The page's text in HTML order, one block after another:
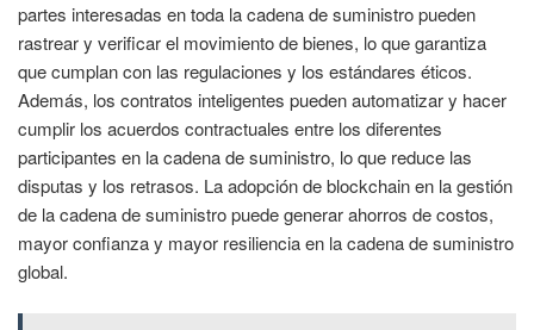
partes interesadas en toda la cadena de suministro pueden
rastrear y verificar el movimiento de bienes, lo que garantiza
que cumplan con las regulaciones y los estándares éticos.
Además, los contratos inteligentes pueden automatizar y hacer
cumplir los acuerdos contractuales entre los diferentes
participantes en la cadena de suministro, lo que reduce las
disputas y los retrasos. La adopción de blockchain en la gestión
de la cadena de suministro puede generar ahorros de costos,
mayor confianza y mayor resiliencia en la cadena de suministro
global.